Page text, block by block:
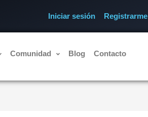
Iniciar sesión Registrarme
Comunidad Blog Contacto